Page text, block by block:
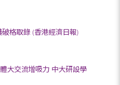
格取錄 (香港經濟日報)
大交流增吸力 中大研設學